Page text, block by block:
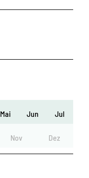
Mai Jun Jul
Nov Dez